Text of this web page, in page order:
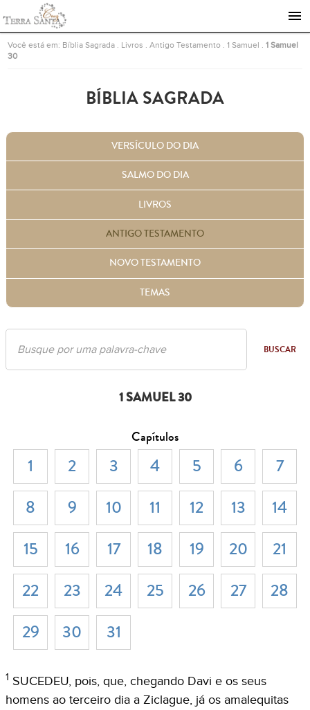
Ir para a página inicial
Você está em: Bíblia Sagrada Livros .Antigo Testamento .1 Samuel .1 Samuel
30
BÍBLIA SAGRADA
VERSÍCULO DO DIA
SALMO DO DIA
LIVROS
ANTIGO TESTAMENTO
NOVO TESTAMENTO
TEMAS
BUSCAR
1 SAMUEL 30
1 SUCEDEU, pois, que, chegando Davi e os seus
homens ao terceiro dia a Ziclague, já os amalequitas
Capítulos
1 2 3 4 5 6
7
8
9 10 11 12 13
14
15
16 17 18 19 20
21
22
23 24 25 26 27
28
29
30 31